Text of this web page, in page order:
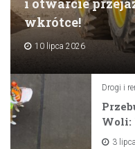
i otwarcie
wkrótce!
10 lipca 2026
Drogi i
Woli:
na3